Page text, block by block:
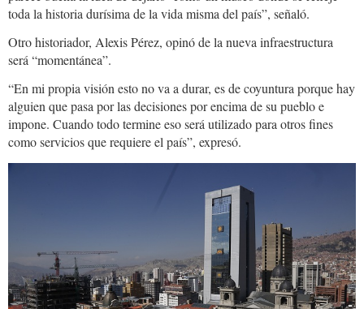
toda la historia durísima de la vida misma del país”, señaló.
Otro historiador, Alexis Pérez, opinó de la nueva infraestructura
será “momentánea”.
“En mi propia visión esto no va a durar, es de coyuntura porque hay
alguien que pasa por las decisiones por encima de su pueblo e
impone. Cuando todo termine eso será utilizado para otros fines
como servicios que requiere el país”, expresó.
PlazaMurillo.JPG